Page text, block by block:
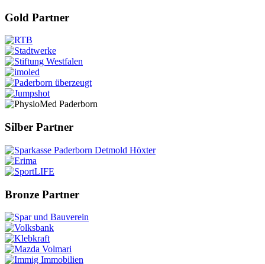
Gold Partner
Silber Partner
Bronze Partner